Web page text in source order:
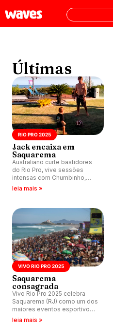
Últimas
RIO PRO 2025
Jack encaixa em
Saquarema
Australiano curte bastidores
do Rio Pro, vive sessões
intensas com Chumbinho,
ajuda meio ambiente e
leia mais »
VIVO RIO PRO 2025
Saquarema
consagrada
Vivo Rio Pro 2025 celebra
Saquarema (RJ) como um dos
maiores eventos esportivos
do país e bate recordes de
leia mais »